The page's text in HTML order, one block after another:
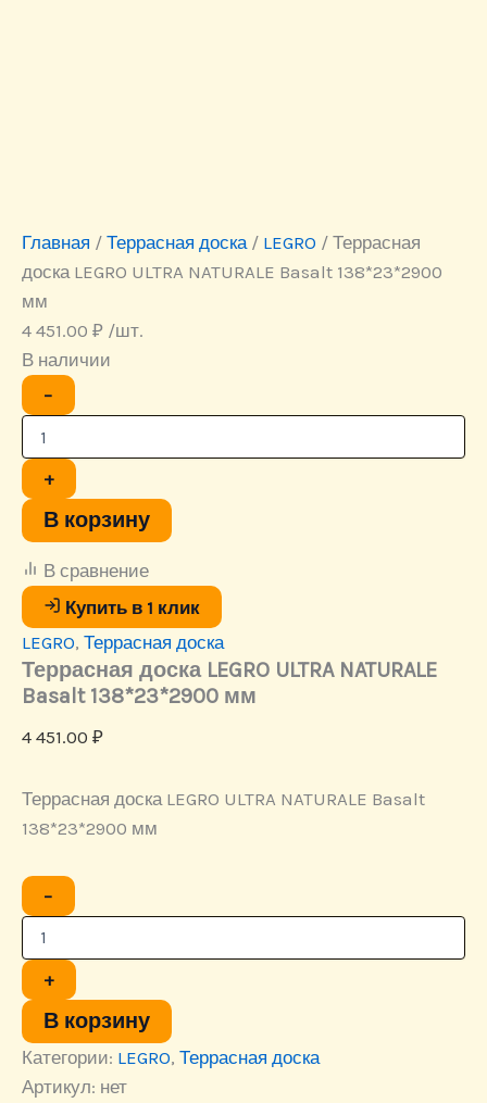
Главная / Террасная доска/ LEGRO / Террасная
доска LEGRO ULTRA NATURALE Basalt 138*23*2900
мм
4 451.00 ₽ /шт.
В наличии
−
Количество
товара
LEGRO
ULTRA
NATURALE
Basalt
мм
+
В корзину
В сравнение
Купить в 1 клик
LEGRO, Террасная доска
Террасная доска LEGRO ULTRA NATURALE
Basalt 138*23*2900 мм
4 451.00 ₽
Террасная доска LEGRO ULTRA NATURALE Basalt
138*23*2900 мм
−
Количество
товара
LEGRO
ULTRA
NATURALE
Basalt
138*23*2900
мм
+
В корзину
Категории: LEGRO, Террасная доска
Артикул: нет